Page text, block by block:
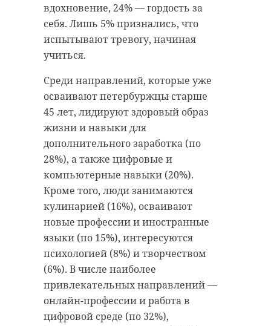
вдохновение, 24% — гордость за
себя. Лишь 5% признались, что
испытывают тревогу, начиная
учиться.
Среди направлений, которые уже
осваивают петербуржцы старше
45 лет, лидируют здоровый образ
жизни и навыки для
дополнительного заработка (по
28%), а также цифровые и
компьютерные навыки (20%).
Кроме того, люди занимаются
кулинарией (16%), осваивают
новые профессии и иностранные
языки (по 15%), интересуются
психологией (8%) и творчеством
(6%). В числе наиболее
привлекательных направлений —
онлайн-профессии и работа в
цифровой среде (по 32%),